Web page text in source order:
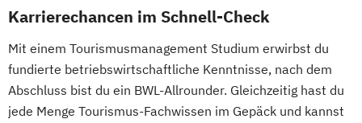
Karrierechancen im Schnell-Check
Mit einem Tourismusmanagement Studium erwirbst du
fundierte betriebswirtschaftliche Kenntnisse, nach dem
Abschluss bist du ein BWL-Allrounder. Gleichzeitig hast du
jede Menge Tourismus-Fachwissen im Gepäck und kannst